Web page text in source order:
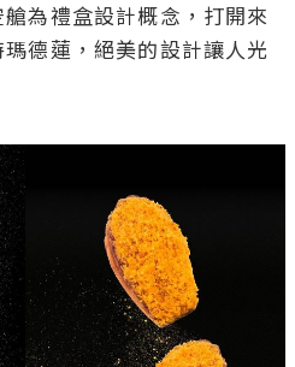
為禮盒設計概念，打開來
德蓮，絕美的設計讓人光